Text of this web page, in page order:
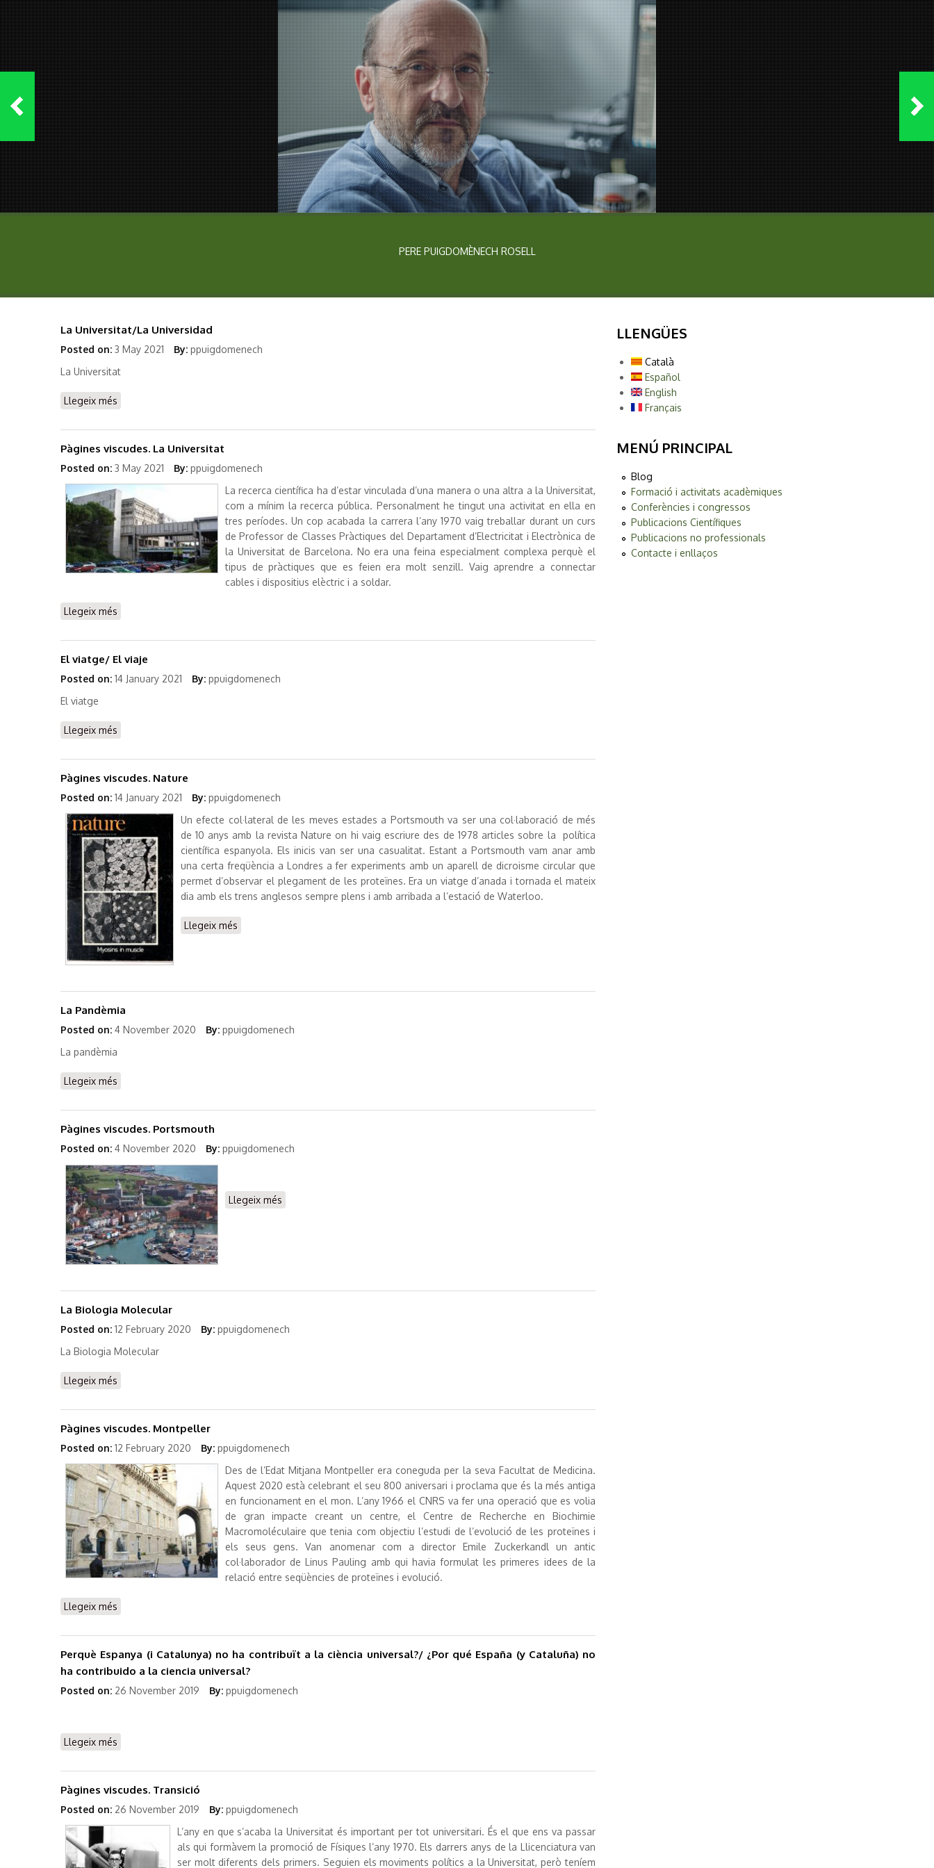
PERE PUIGDOMÈNECH ROSELL
La Universitat/La Universidad
Posted on: 3 May 2021 By: ppuigdomenech
La Universitat
Llegeix més
Pàgines viscudes. La Universitat
Posted on: 3 May 2021 By: ppuigdomenech
La recerca científica ha d’estar vinculada d’una manera o una altra a la Universitat,
com a mínim la recerca pública. Personalment he tingut una activitat en ella en
tres períodes. Un cop acabada la carrera l’any 1970 vaig treballar durant un curs
de Professor de Classes Pràctiques del Departament d’Electricitat i Electrònica de
la Universitat de Barcelona. No era una feina especialment complexa perquè el
tipus de pràctiques que es feien era molt senzill. Vaig aprendre a connectar
cables i dispositius elèctric i a soldar.
Llegeix més
El viatge/ El viaje
Posted on: 14 January 2021 By: ppuigdomenech
El viatge
Llegeix més
Pàgines viscudes. Nature
Posted on: 14 January 2021 By: ppuigdomenech
Un efecte col·lateral de les meves estades a Portsmouth va ser una col·laboració de més
de 10 anys amb la revista Nature on hi vaig escriure des de 1978 articles sobre la política
científica espanyola. Els inicis van ser una casualitat. Estant a Portsmouth vam anar amb
una certa freqüència a Londres a fer experiments amb un aparell de dicroisme circular que
permet d’observar el plegament de les proteïnes. Era un viatge d’anada i tornada el mateix
dia amb els trens anglesos sempre plens i amb arribada a l’estació de Waterloo.
Llegeix méssobre Pàgines viscudes. Nature
La Pandèmia
Posted on: 4 November 2020 By: ppuigdomenech
La pandèmia
Llegeix més
Pàgines viscudes. Portsmouth
Posted on: 4 November 2020 By: ppuigdomenech
Llegeix méssobre Pàgines viscudes. Portsmouth
La Biologia Molecular
Posted on: 12 February 2020 By: ppuigdomenech
La Biologia Molecular
Llegeix més
Pàgines viscudes. Montpeller
Posted on: 12 February 2020 By: ppuigdomenech
Des de l’Edat Mitjana Montpeller era coneguda per la seva Facultat de Medicina.
Aquest 2020 està celebrant el seu 800 aniversari i proclama que és la més antiga
en funcionament en el mon. L’any 1966 el CNRS va fer una operació que es volia
de gran impacte creant un centre, el Centre de Recherche en Biochimie
Macromoléculaire que tenia com objectiu l’estudi de l’evolució de les proteïnes i
els seus gens. Van anomenar com a director Emile Zuckerkandl un antic
col·laborador de Linus Pauling amb qui havia formulat les primeres idees de la
relació entre seqüències de proteïnes i evolució.
Llegeix més
Perquè Espanya (i Catalunya) no ha contribuït a la ciència universal?/ ¿Por qué España (y Cataluña) no
ha contribuido a la ciencia universal?
Posted on: 26 November 2019 By: ppuigdomenech
Llegeix més
Pàgines viscudes. Transició
Posted on: 26 November 2019 By: ppuigdomenech
L’any en que s’acaba la Universitat és important per tot universitari. És el que ens va passar
als qui formàvem la promoció de Físiques l’any 1970. Els darrers anys de la Llicenciatura van
ser molt diferents dels primers. Seguien els moviments polítics a la Universitat, però teníem
LLENGÜES
Català
Español
English
Français
MENÚ PRINCIPAL
Blog
Formació i activitats acadèmiques
Conferències i congressos
Publicacions Científiques
Publicacions no professionals
Contacte i enllaços